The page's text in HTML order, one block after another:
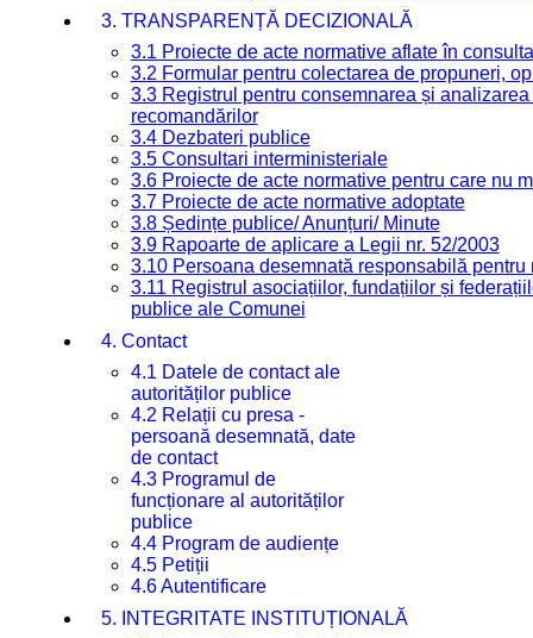
3. TRANSPARENȚĂ DECIZIONALĂ
3.1 Proiecte de acte normative aflate în
3.2 Formular pentru colectarea de propuneri,
3.3 Registrul pentru consemnarea și
recomandărilor
3.4 Dezbateri publice
3.5 Consultari interministeriale
3.6 Proiecte de acte normative pentru care nu
3.7 Proiecte de acte normative adoptate
3.8 Ședințe publice/ Anunțuri/ Minute
3.9 Rapoarte de aplicare a Legii nr. 52/2003
3.10 Persoana desemnată responsabilă
3.11 Registrul asociațiilor, fundațiilor și
publice ale Comunei
4. Contact
4.1 Datele de contact ale
autorităților publice
4.2 Relații cu presa -
persoană desemnată, date
de contact
4.3 Programul de
funcționare al autorităților
publice
4.4 Program de audiențe
4.5 Petiții
4.6 Autentificare
5. INTEGRITATE INSTITUȚIONALĂ